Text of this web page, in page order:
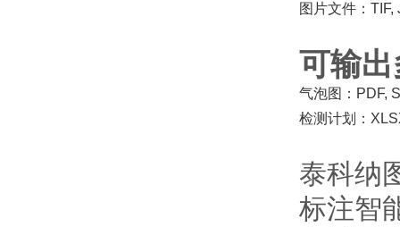
图片文件：TIF,
可输
气泡图：PDF,
检测计划：
泰科纳
标注智